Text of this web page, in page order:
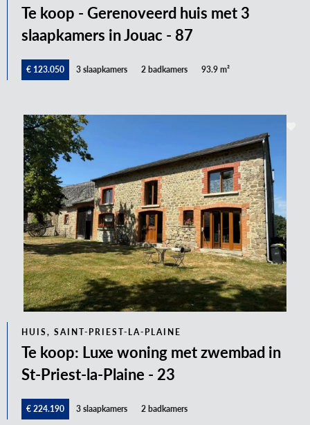
Te koop - Gerenoveerd huis met 3
slaapkamers in Jouac - 87
€ 123.050 3 slaapkamers 2 badkamers 93.9 m²
HUIS, SAINT-PRIEST-LA-PLAINE
Te koop: Luxe woning met zwembad in
St-Priest-la-Plaine - 23
€ 224.190 3 slaapkamers 2 badkamers